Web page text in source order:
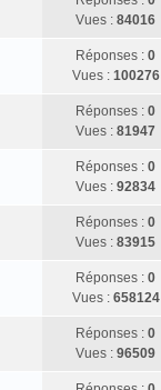
Vues : 84016
Réponses : 0
Vues : 100276
Réponses : 0
Vues : 81947
Réponses : 0
Vues : 92834
Réponses : 0
Vues : 83915
Réponses : 0
Vues : 658124
Réponses : 0
Vues : 96509